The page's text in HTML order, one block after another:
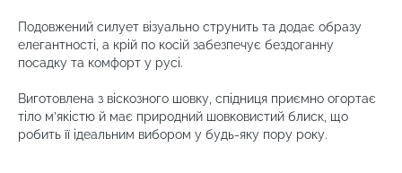
Подовжений силует візуально струнить та додає образу
елегантності, а крій по косій забезпечує бездоганну
посадку та комфорт у русі.
Виготовлена з віскозного шовку, спідниця приємно огортає
тіло м’якістю й має природний шовковистий блиск, що
робить її ідеальним вибором у будь-яку пору року.